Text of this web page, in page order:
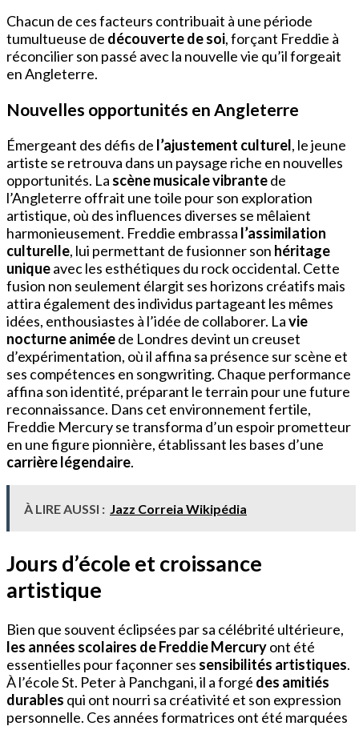
Chacun de ces facteurs contribuait à une période
tumultueuse de découverte de soi, forçant Freddie à
réconcilier son passé avec la nouvelle vie qu’il forgeait
en Angleterre.
Nouvelles opportunités en Angleterre
Émergeant des défis de l’ajustement culturel, le jeune
artiste se retrouva dans un paysage riche en nouvelles
opportunités. La scène musicale vibrantede
l’Angleterre offrait une toile pour son exploration
artistique, où des influences diverses se mêlaient
harmonieusement. Freddie embrassa l’assimilation
culturelle, lui permettant de fusionner son héritage
uniqueavec les esthétiques du rock occidental. Cette
fusion non seulement élargit ses horizons créatifs mais
attira également des individus partageant les mêmes
idées, enthousiastes à l’idée de collaborer. Lavie
nocturne animéede Londres devint un creuset
d’expérimentation, où il affina sa présence sur scène et
ses compétences en songwriting. Chaque performance
affina son identité, préparant le terrain pour une future
reconnaissance. Dans cet environnement fertile,
Freddie Mercury se transforma d’un espoir prometteur
en une figure pionnière, établissant les bases d’une
carrière légendaire.
À LIRE AUSSI : Jazz Correia Wikipédia
Jours d’école et croissance
artistique
Bien que souvent éclipsées par sa célébrité ultérieure,
les années scolaires de Freddie Mercuryont été
essentielles pour façonner ses sensibilités artistiques.
À l’école St. Peter à Panchgani, il a forgé des amitiés
durables qui ont nourri sa créativité et son expression
personnelle. Ces années formatrices ont été marquées